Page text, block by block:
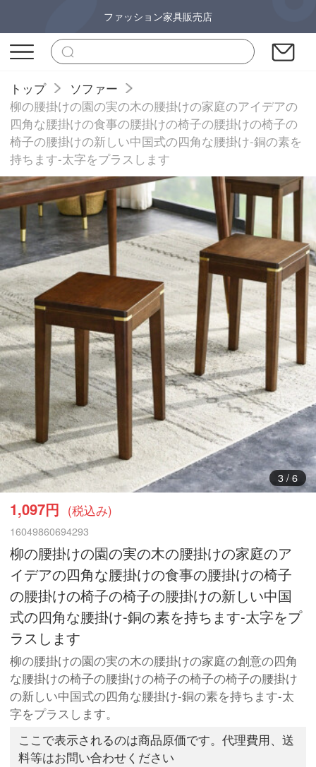
ファッション家具販売店
トップ
ソファー
柳の腰掛けの園の実の木の腰掛けの家庭のアイデアの
四角な腰掛けの食事の腰掛けの椅子の腰掛けの椅子の
椅子の腰掛けの新しい中国式の四角な腰掛け-銅の素を
持ちます-太字をプラスします
4/ 6
1,097円 (税込み)
16049860694293
柳の腰掛けの園の実の木の腰掛けの家庭のア
イデアの四角な腰掛けの食事の腰掛けの椅子
の腰掛けの椅子の椅子の腰掛けの新しい中国
式の四角な腰掛け-銅の素を持ちます-太字をプ
ラスします
柳の腰掛けの園の実の木の腰掛けの家庭の創意の四角
な腰掛けの椅子の腰掛けの椅子の椅子の椅子の腰掛け
の新しい中国式の四角な腰掛け-銅の素を持ちます-太
字をプラスします。
ここで表示されるのは商品原価です。代理費用、送
料等はお問い合わせください